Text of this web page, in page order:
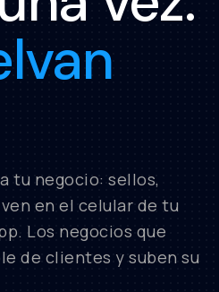
tu negocio: sellos,
en el celular de tu
Los negocios que
de clientes y suben su